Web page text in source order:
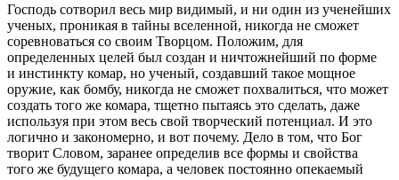
Господь сотворил весь мир видимый, и ни один из ученейших
ученых, проникая в тайны вселенной, никогда не сможет
соревноваться со своим Творцом. Положим, для
определенных целей был создан и ничтожнейший по форме
и инстинкту комар, но ученый, создавший такое мощное
оружие, как бомбу, никогда не сможет похвалиться, что может
создать того же комара, тщетно пытаясь это сделать, даже
используя при этом весь свой творческий потенциал. И это
логично и закономерно, и вот почему. Дело в том, что Бог
творит Словом, заранее определив все формы и свойства
того же будущего комара, а человек постоянно опекаемый